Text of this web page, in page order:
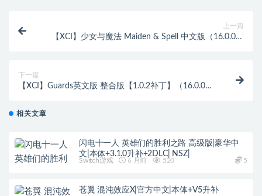
上一篇
【XCI】少女与魔法 Maiden & Spell 中文版（16.0.0系
下一篇
【XCI】Guards英文版 整合版【1.0.2补丁】（16.0.0系
相关文章
闪电十一人 英雄们的胜利之路 高级版|豪华中
文|本体+3.1.0升补+2DLC| NSZ|
Switch游戏 6 月前 520 5
苍翼 混沌效应X|官方中文|本体+V5升补